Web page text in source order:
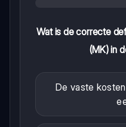
Wat is de correcte
(MK) in
De vaste